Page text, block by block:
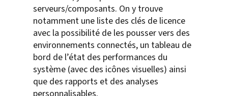
serveurs/composants. On y trouve
notamment une liste des clés de licence
avec la possibilité de les pousser vers des
environnements connectés, un tableau de
bord de l’état des performances du
système (avec des icônes visuelles) ainsi
que des rapports et des analyses